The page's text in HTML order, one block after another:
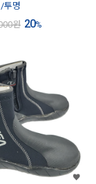
투명
원 20%